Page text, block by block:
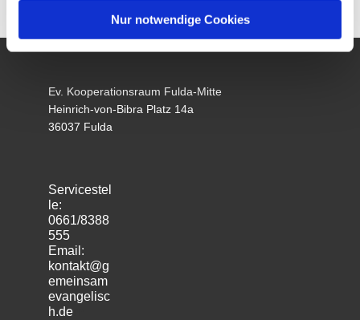
Nur notwendige Cookies
Ev. Kooperationsraum Fulda-Mitte
Heinrich-von-Bibra Platz 14a
36037 Fulda
Servicestel
le:
0661/8388
555
Email:
kontakt@g
emeinsam
evangelisc
h.de